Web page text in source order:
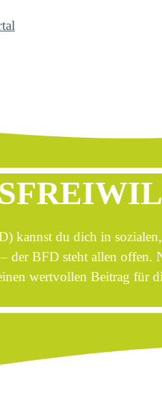
kannst du dich in
der BFD steht allen offen.
wertvollen Beitrag für